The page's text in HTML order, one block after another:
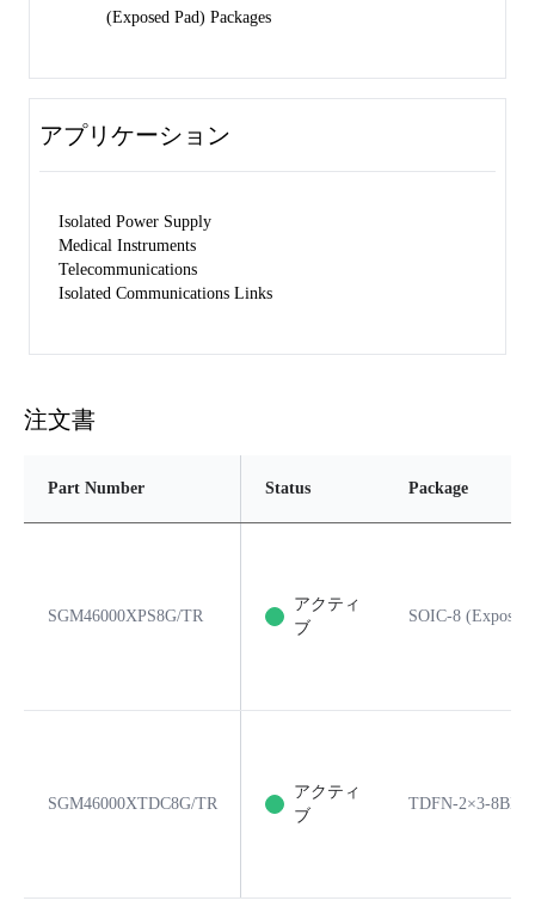
(Exposed Pad) Packages
アプリケーション
Isolated Power Supply
Medical Instruments
Telecommunications
Isolated Communications Links
注文書
Part Number Status Package
SGM46000XPS8G/TR
アクティ
ブ
SOIC-8 (Exposed
SGM46000XTDC8G/TR
アクティ
ブ
TDFN-2×3-8BL